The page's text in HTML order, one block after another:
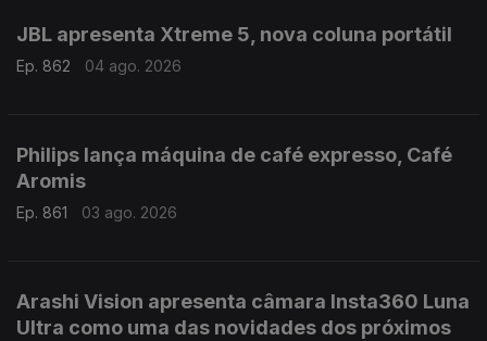
JBL apresenta Xtreme 5, nova coluna portátil
Ep. 862 04 ago. 2026
Philips lança máquina de café expresso, Café
Aromis
Ep. 861 03 ago. 2026
Arashi Vision apresenta câmara Insta360 Luna
Ultra como uma das novidades dos próximos